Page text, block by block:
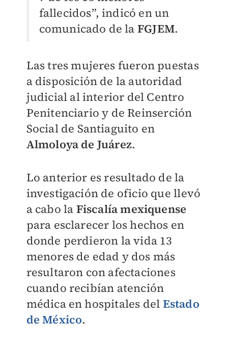
fallecidos”, indicó en un
comunicado de la FGJEM.
Las tres mujeres fueron puestas
a disposición de la autoridad
judicial al interior del Centro
Penitenciario y de Reinserción
Social de Santiaguito en
Almoloya de Juárez.
Lo anterior es resultado de la
investigación de oficio que llevó
a cabo la Fiscalía mexiquense
para esclarecer los hechos en
donde perdieron la vida 13
menores de edad y dos más
resultaron con afectaciones
cuando recibían atención
médica en hospitales del Estado
de México.